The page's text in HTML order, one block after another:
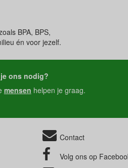
BPA, BPS,
én voor jezelf.
ons nodig?
mensen helpen je graag.
Contact
Volg ons op